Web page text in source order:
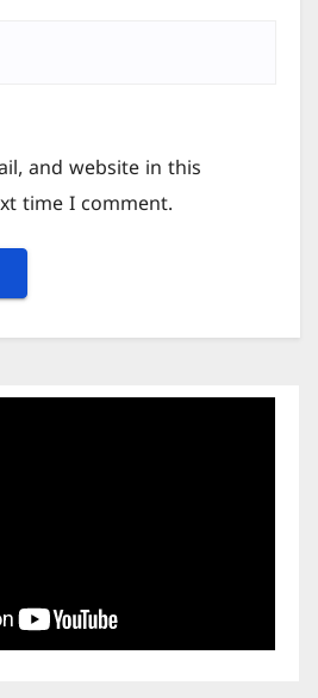
and website in this
time I comment.